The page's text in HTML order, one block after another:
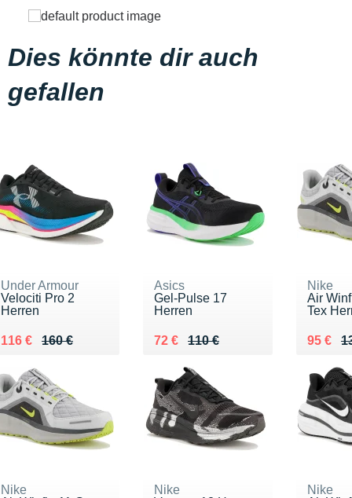
Dies könnte dir auch
gefallen
Under Armour
Velociti Pro 2
Herren
160 €
Au lieu de 160 €
116 €
Vendu 116 €
Asics
Gel-Pulse 17
Herren
110 €
Au lieu de 110 €
72 €
Vendu 72 €
Nike
Air
Tex
Au lieu
95 €
Vendu
Nike
Nike
Nike